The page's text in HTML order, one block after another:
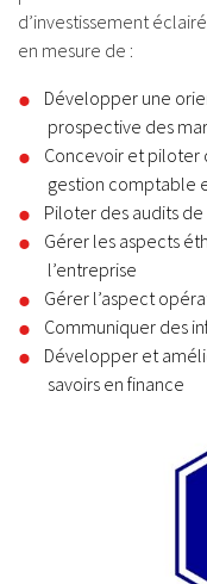
d’investissement
en mesure de :
Développer une
prospective des
Concevoir et piloter
gestion comptable
Piloter des audits
Gérer les aspects
l’entreprise
Gérer l’aspect
Communiquer des
Développer et
savoirs en finance